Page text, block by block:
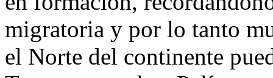
migratoria y por lo tanto
el Norte del continente